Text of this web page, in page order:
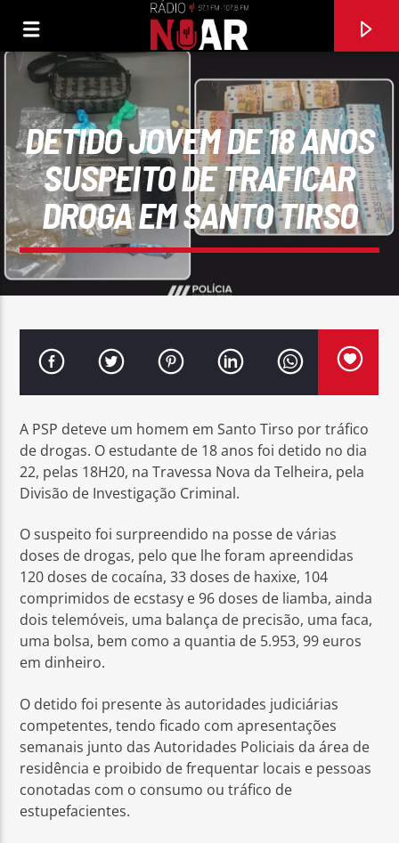
DÁ-ME UM BEIJO
Rádio No ar
DETIDO JOVEM DE 18 ANOS
SUSPEITO DE TRAFICAR
DROGA EM SANTO TIRSO
A PSP deteve um homem em Santo Tirso por tráfico
de drogas. O estudante de 18 anos foi detido no dia
22, pelas 18H20, na Travessa Nova da Telheira, pela
Divisão de Investigação Criminal.
O suspeito foi surpreendido na posse de várias
doses de drogas, pelo que lhe foram apreendidas
120 doses de cocaína, 33 doses de haxixe, 104
comprimidos de ecstasy e 96 doses de liamba, ainda
dois telemóveis, uma balança de precisão, uma faca,
uma bolsa, bem como a quantia de 5.953, 99 euros
em dinheiro.
O detido foi presente às autoridades judiciárias
competentes, tendo ficado com apresentações
semanais junto das Autoridades Policiais da área de
residência e proibido de frequentar locais e pessoas
conotadas com o consumo ou tráfico de
estupefacientes.